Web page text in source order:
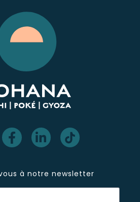
à notre newsletter